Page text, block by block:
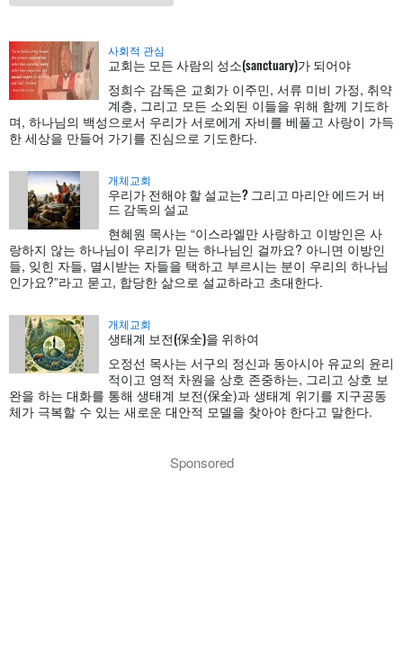
사회적 관심
교회는 모든 사람의 성소(sanctuary)가 되어야
정희수 감독은 교회가 이주민, 서류 미비 가정, 취약
계층, 그리고 모든 소외된 이들을 위해 함께 기도하
며, 하나님의 백성으로서 우리가 서로에게 자비를 베풀고 사랑이 가득
한 세상을 만들어 가기를 진심으로 기도한다.
개체교회
우리가 전해야 할 설교는? 그리고 마리안 에드거 버
드 감독의 설교
현혜원 목사는 “이스라엘만 사랑하고 이방인은 사
랑하지 않는 하나님이 우리가 믿는 하나님인 걸까요? 아니면 이방인
들, 잊힌 자들, 멸시받는 자들을 택하고 부르시는 분이 우리의 하나님
인가요?”라고 묻고, 합당한 삶으로 설교하라고 초대한다.
개체교회
생태계 보전(保全)을 위하여
오정선 목사는 서구의 정신과 동아시아 유교의 윤리
적이고 영적 차원을 상호 존중하는, 그리고 상호 보
완을 하는 대화를 통해 생태계 보전(保全)과 생태계 위기를 지구공동
체가 극복할 수 있는 새로운 대안적 모델을 찾아야 한다고 말한다.
Sponsored